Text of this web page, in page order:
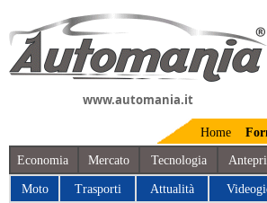
www.automania.it
Home
Economia Mercato Tecnologia
Moto Trasporti Attualità